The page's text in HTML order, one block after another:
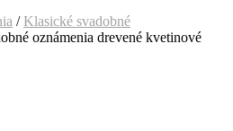
/ Klasické svadobné
oznámenia drevené kvetinové